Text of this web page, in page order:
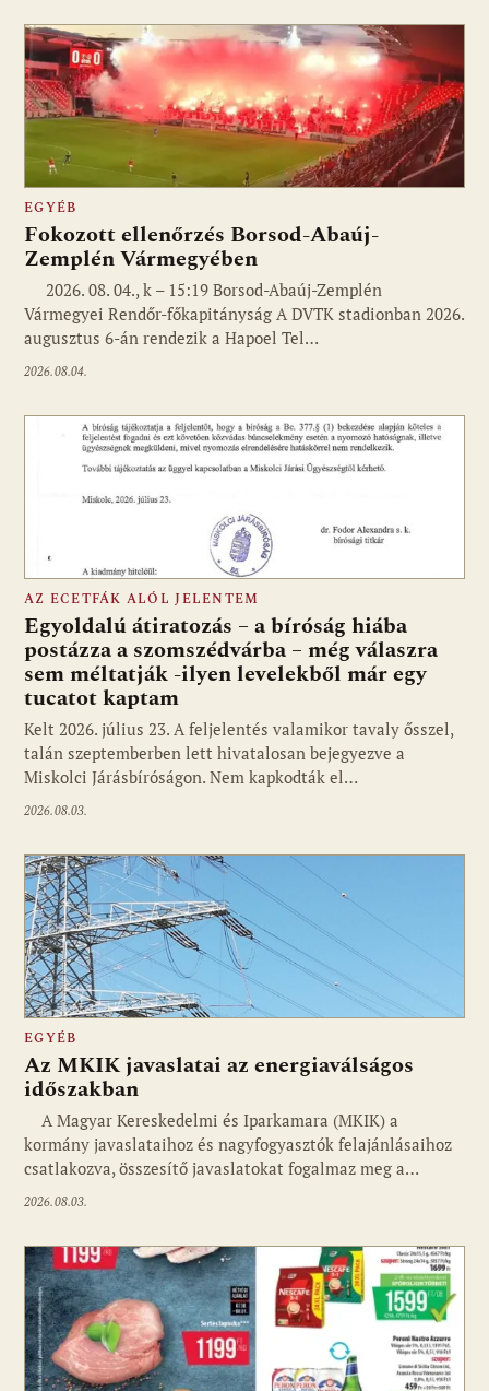
EGYÉB
Fokozott ellenőrzés Borsod-Abaúj-
Zemplén Vármegyében
2026. 08. 04., k – 15:19 Borsod-Abaúj-Zemplén
Vármegyei Rendőr-főkapitányság A DVTK stadionban 2026.
augusztus 6-án rendezik a Hapoel Tel…
2026.08.04.
AZ ECETFÁK ALÓL JELENTEM
Egyoldalú átiratozás – a bíróság hiába
postázza a szomszédvárba – még válaszra
sem méltatják -ilyen levelekből már egy
tucatot kaptam
Kelt 2026. július 23. A feljelentés valamikor tavaly ősszel,
talán szeptemberben lett hivatalosan bejegyezve a
Miskolci Járásbíróságon. Nem kapkodták el…
2026.08.03.
EGYÉB
Az MKIK javaslatai az energiaválságos
időszakban
A Magyar Kereskedelmi és Iparkamara (MKIK) a
kormány javaslataihoz és nagyfogyasztók felajánlásaihoz
csatlakozva, összesítő javaslatokat fogalmaz meg a…
2026.08.03.